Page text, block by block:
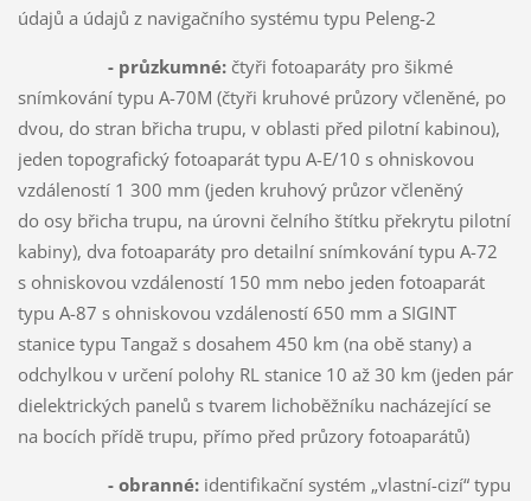
údajů a údajů z navigačního systému typu Peleng-2
- průzkumné:čtyři fotoaparáty pro šikmé
snímkování typu A-70M (čtyři kruhové průzory včleněné, po
dvou, do stran břicha trupu, v oblasti před pilotní kabinou),
jeden topografický fotoaparát typu A-E/10 s ohniskovou
vzdáleností 1 300 mm (jeden kruhový průzor včleněný
do osy břicha trupu, na úrovni čelního štítku překrytu pilotní
kabiny), dva fotoaparáty pro detailní snímkování typu A-72
s ohniskovou vzdáleností 150 mm nebo jeden fotoaparát
typu A-87 s ohniskovou vzdáleností 650 mm a SIGINT
stanice typu Tangaž s dosahem 450 km (na obě stany) a
odchylkou v určení polohy RL stanice 10 až 30 km (jeden pár
dielektrických panelů s tvarem lichoběžníku nacházející se
na bocích přídě trupu, přímo před průzory fotoaparátů)
- obranné:identifikační systém „vlastní-cizí“ typu